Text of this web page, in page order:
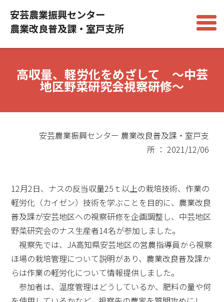
安芸農業振興センター
農業改良普及課・室戸支所
高収量、軽労化をめざして ～中芸
地区野菜研究会視察研修～
安芸農業振興センター 農業改良普及課・室戸支
所 ： 2021/12/06
12月2日、ナスの反当収量25ｔ以上の栽培技術、作業の
軽労化（カイゼン）技術を学ぶことを目的に、農業改良
普及課が安芸地区への視察研修を企画調整し、中芸地区
野菜研究会のナス生産者14名が参加しました。
視察先では、JA高知県安芸地区の営農指導員から視察
ほ場の栽培管理について説明があり、農業改良普及課か
らは作業の軽労化について情報提供しました。
参加者は、温度管理はどうしているか、肥料の量や何